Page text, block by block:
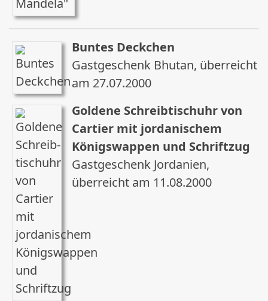
Buntes Deckchen
Gastgeschenk Bhutan, überreicht
am 27.07.2000
Goldene Schreibtischuhr von
Cartier mit jordanischem
Königswappen und Schriftzug
Gastgeschenk Jordanien,
überreicht am 11.08.2000